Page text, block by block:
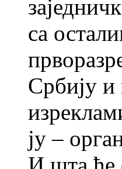
са
Србију и
ју –